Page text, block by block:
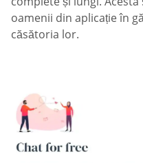
oamenii din aplicație în
căsătoria lor.